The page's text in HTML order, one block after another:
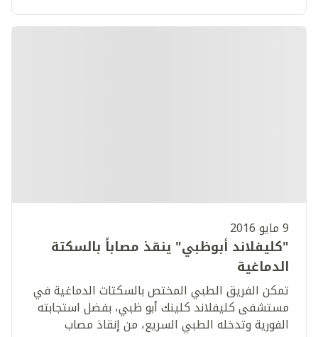
2015.
9 مايو 2016
"كليفلاند أبوظبي" ينقذ مصاباً بالسكتة
الدماغية
تمكن الفريق الطبي المختص بالسكتات الدماغية في
مستشفى كليفلاند كلينك أبو ظبي، بفضل استجابته
الفورية وتدخله الطبي السريع، من إنقاذ مصاب